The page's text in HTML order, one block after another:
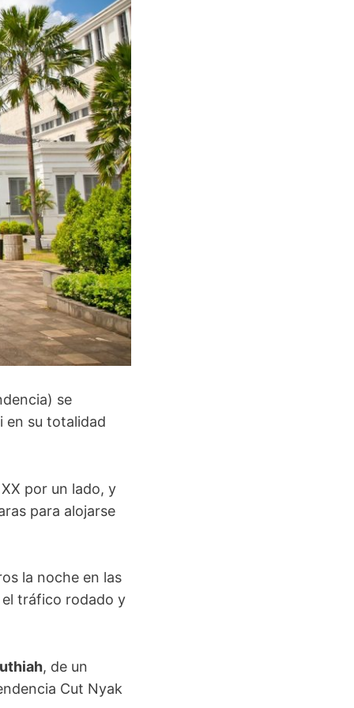
se
en su totalidad
por un lado, y
para alojarse
la noche en las
el tráfico rodado y
, de un
Cut Nyak